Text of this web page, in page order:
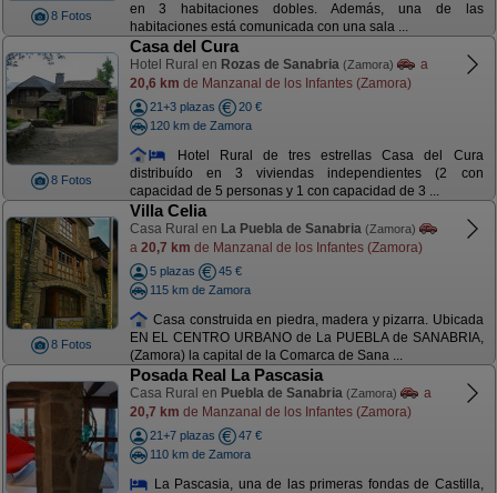
8 Fotos
en 3 habitaciones dobles. Además, una de las
habitaciones está comunicada con una sala ...
8 Fotos
Casa del Cura
Hotel Rural en Rozas de Sanabria (Zamora)
a
20,6 km de Manzanal de los Infantes (Zamora)
21+3 plazas
20 €
120 km de Zamora
Hotel Rural de tres estrellas Casa del Cura
distribuído en 3 viviendas independientes (2 con
capacidad de 5 personas y 1 con capacidad de 3 ...
8 Fotos
Villa Celia
Casa Rural en La Puebla de Sanabria (Zamora)
a 20,7 km de Manzanal de los Infantes (Zamora)
5 plazas
45 €
115 km de Zamora
Casa construida en piedra, madera y pizarra. Ubicada
EN EL CENTRO URBANO de La PUEBLA de SANABRIA,
(Zamora) la capital de la Comarca de Sana ...
Posada Real La Pascasia
Casa Rural en Puebla de Sanabria (Zamora)
a
20,7 km de Manzanal de los Infantes (Zamora)
21+7 plazas
47 €
110 km de Zamora
La Pascasia, una de las primeras fondas de Castilla,